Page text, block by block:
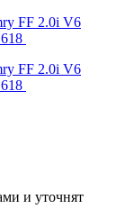
и уточнят